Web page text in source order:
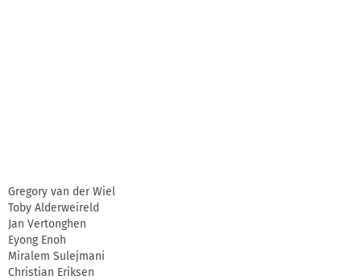
Gregory van der Wiel
Toby Alderweireld
Jan Vertonghen
Eyong Enoh
Miralem Sulejmani
Christian Eriksen